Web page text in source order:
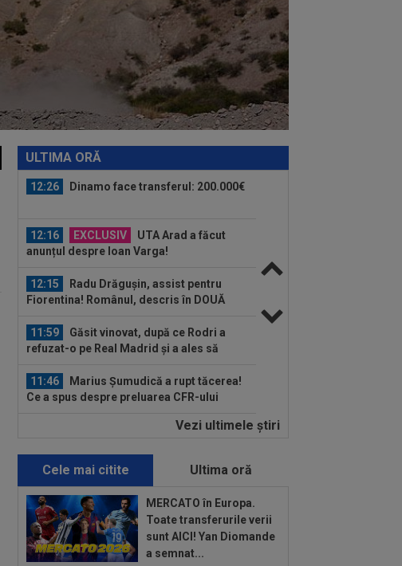
ULTIMA ORĂ
și l-a convins să semneze
11:13
A făcut anunțul despre Ștefan
Baiaram: ”5-6 milioane de euro. E printre
cei mai...
David Popovici le-a transmis
rușilor un mesaj clar
transferat Enes Sali
12:26 Dinamo face transferul: 200.000€
12:16 EXCLUSIV
UTA Arad a făcut
anunțul despre Ioan Varga!
12:15
Radu Drăgușin, assist pentru
Fiorentina! Românul, descris în DOUĂ
11:59
Găsit vinovat, după ce Rodri a
refuzat-o pe Real Madrid și a ales să
11:46
Marius Șumudică a rupt tăcerea!
Ce a spus despre preluarea CFR-ului
Ce a pățit jucătorul transportat cu
11:25
Pep Guardiola l-a sunat pe Rodri
și l-a convins să semneze
11:13
A făcut anunțul despre Ștefan
Baiaram: ”5-6 milioane de euro. E printre
cei mai...
Vezi ultimele ştiri
Cele mai citite Ultima oră
MERCATO în Europa.
Toate transferurile verii
sunt AICI! Yan Diomande
a semnat...